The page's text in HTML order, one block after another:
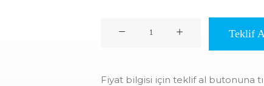
Teklif
Fiyat bilgisi için teklif al butonuna